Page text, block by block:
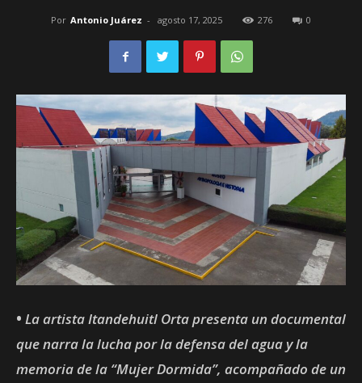
Edomex
Por Antonio Juárez - agosto 17, 2025 276 0
• La artista Itandehuitl Orta presenta un documental
que narra la lucha por la defensa del agua y la
memoria de la “Mujer Dormida”, acompañado de un